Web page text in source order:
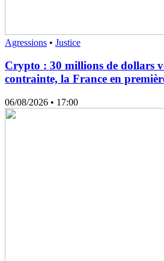
Agressions • Justice
Crypto : 30 millions de dollars
contrainte, la France en
06/08/2026 • 17:00